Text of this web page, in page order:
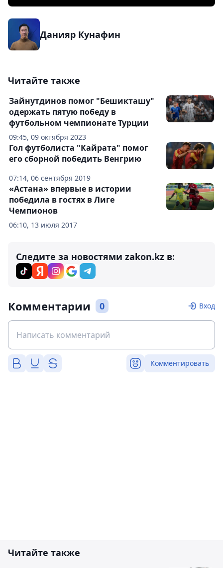
Данияр Кунафин
Читайте также
09:45, 09 октября 2023
Зайнутдинов помог "Бешикташу"
одержать пятую победу в
футбольном чемпионате Турции
07:14, 06 сентября 2019
Гол футболиста "Кайрата" помог
его сборной победить Венгрию
06:10, 13 июля 2017
«Астана» впервые в истории
победила в гостях в Лиге
Чемпионов
Следите за новостями zakon.kz в:
Комментарии 0 Вход
Комментировать
Читайте также